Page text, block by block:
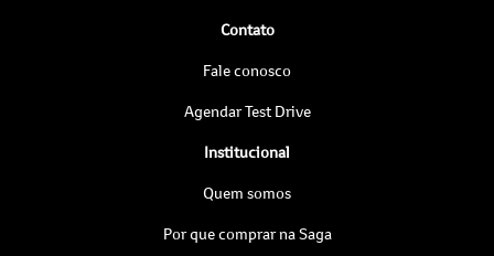
Contato
Fale conosco
Agendar Test Drive
Institucional
Quem somos
Por que comprar na Saga